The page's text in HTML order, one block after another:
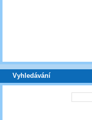
Vyhledávání